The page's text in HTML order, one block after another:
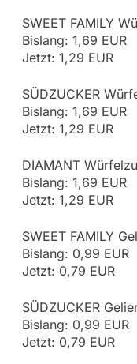
SWEET FAMILY
Bislang: 1,69 EUR
Jetzt: 1,29 EUR
SÜDZUCKER
Bislang: 1,69 EUR
Jetzt: 1,29 EUR
DIAMANT
Bislang: 1,69 EUR
Jetzt: 1,29 EUR
SWEET FAMILY
Bislang: 0,99 EUR
Jetzt: 0,79 EUR
SÜDZUCKER
Bislang: 0,99 EUR
Jetzt: 0,79 EUR